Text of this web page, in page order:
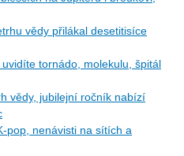
vědy přilákal desetitisíce
tornádo, molekulu, špitál
vědy, jubilejní ročník nabízí
pop, nenávisti na sítích a